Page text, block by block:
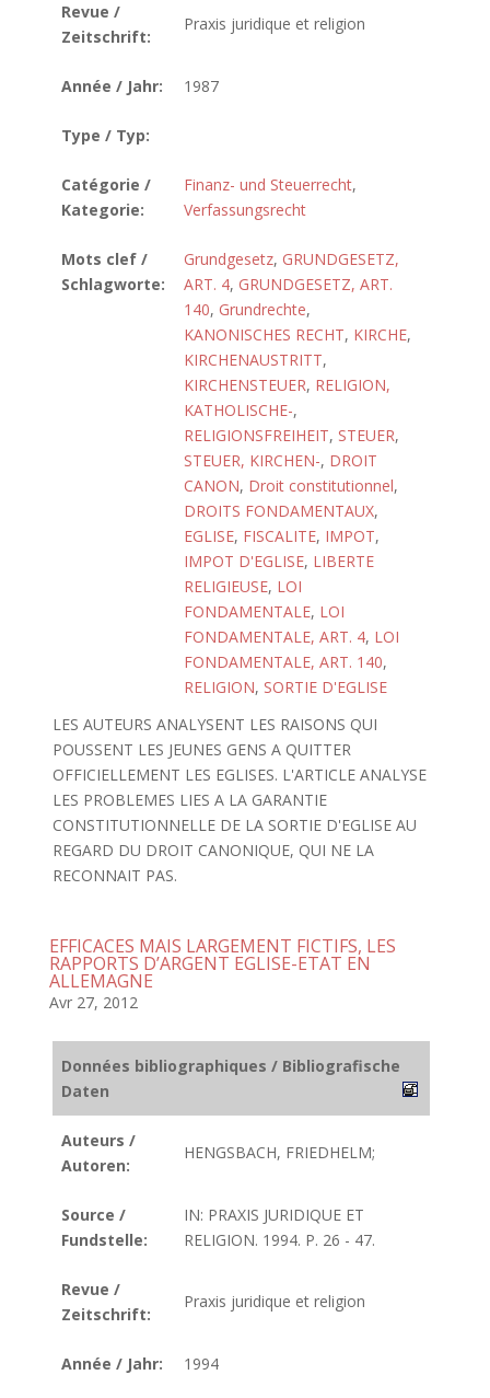
Revue /
Zeitschrift:
Praxis juridique et religion
Année / Jahr: 1987
Type / Typ:
Catégorie /
Kategorie:
Finanz- und Steuerrecht,
Verfassungsrecht
Mots clef /
Schlagworte:
Grundgesetz, GRUNDGESETZ,
ART. 4, GRUNDGESETZ, ART.
140, Grundrechte,
KANONISCHES RECHT, KIRCHE,
KIRCHENAUSTRITT,
KIRCHENSTEUER, RELIGION,
KATHOLISCHE-,
RELIGIONSFREIHEIT, STEUER,
STEUER, KIRCHEN-, DROIT
CANON, Droit constitutionnel,
DROITS FONDAMENTAUX,
EGLISE, FISCALITE, IMPOT,
IMPOT D'EGLISE, LIBERTE
RELIGIEUSE, LOI
FONDAMENTALE, LOI
FONDAMENTALE, ART. 4, LOI
FONDAMENTALE, ART. 140,
RELIGION, SORTIE D'EGLISE
LES AUTEURS ANALYSENT LES RAISONS QUI
POUSSENT LES JEUNES GENS A QUITTER
OFFICIELLEMENT LES EGLISES. L'ARTICLE ANALYSE
LES PROBLEMES LIES A LA GARANTIE
CONSTITUTIONNELLE DE LA SORTIE D'EGLISE AU
REGARD DU DROIT CANONIQUE, QUI NE LA
RECONNAIT PAS.
EFFICACES MAIS LARGEMENT FICTIFS, LES
RAPPORTS D’ARGENT EGLISE-ETAT EN
ALLEMAGNE
Avr 27, 2012
Données bibliographiques / Bibliografische
Daten
Auteurs /
Autoren:
HENGSBACH, FRIEDHELM;
Source /
Fundstelle:
IN: PRAXIS JURIDIQUE ET
RELIGION. 1994. P. 26 - 47.
Revue /
Zeitschrift:
Praxis juridique et religion
Année / Jahr: 1994